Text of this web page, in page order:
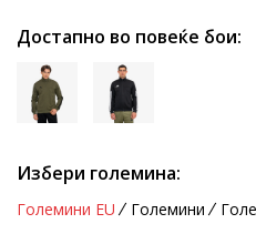
Достапно во повеќе бои:
Избери големина:
Големини EU Големини